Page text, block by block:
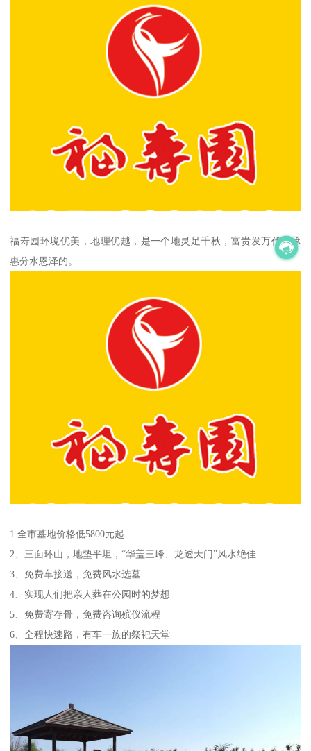
福寿园环境优美，地理优越，是一个地灵足千秋，富贵发万代，承
惠分水恩泽的。
1 全市墓地价格低5800元起
2、三面环山，地垫平坦，“华盖三峰、龙透天门”风水绝佳
3、免费车接送，免费风水选墓
4、实现人们把亲人葬在公园时的梦想
5、免费寄存骨，免费咨询殡仪流程
6、全程快速路，有车一族的祭祀天堂